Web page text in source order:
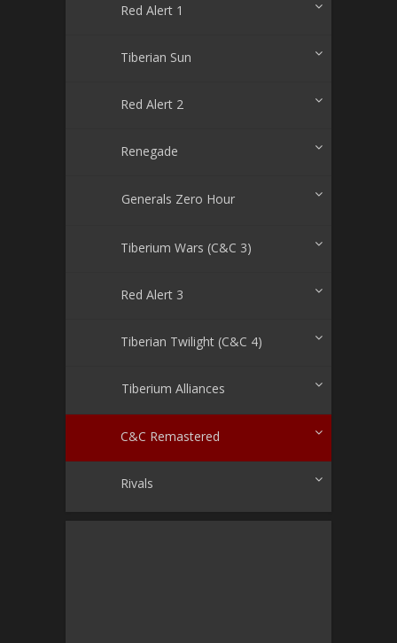
Red Alert 1
Tiberian Sun
Red Alert 2
Renegade
Generals Zero Hour
Tiberium Wars (C&C 3)
Red Alert 3
Tiberian Twilight (C&C 4)
Tiberium Alliances
C&C Remastered
Rivals